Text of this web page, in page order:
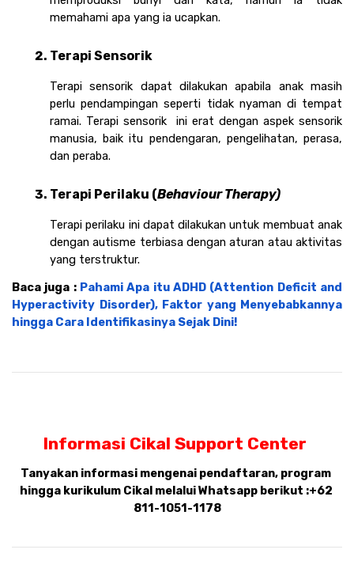
memahami apa yang ia ucapkan.
Terapi Sensorik
Terapi sensorik dapat dilakukan apabila anak masih
perlu pendampingan seperti tidak nyaman di tempat
ramai. Terapi sensorik  ini erat dengan aspek sensorik
manusia, baik itu pendengaran, pengelihatan, perasa,
dan peraba.
Terapi Perilaku (Behaviour Therapy)
Terapi perilaku ini dapat dilakukan untuk membuat anak
dengan autisme terbiasa dengan aturan atau aktivitas
yang terstruktur.
Baca juga : Pahami Apa itu ADHD (Attention Deficit and
Hyperactivity Disorder), Faktor yang Menyebabkannya
hingga Cara Identifikasinya Sejak Dini!
Informasi Cikal Support Center
Tanyakan informasi mengenai pendaftaran, program
hingga kurikulum Cikal melalui Whatsapp berikut :+62
811-1051-1178